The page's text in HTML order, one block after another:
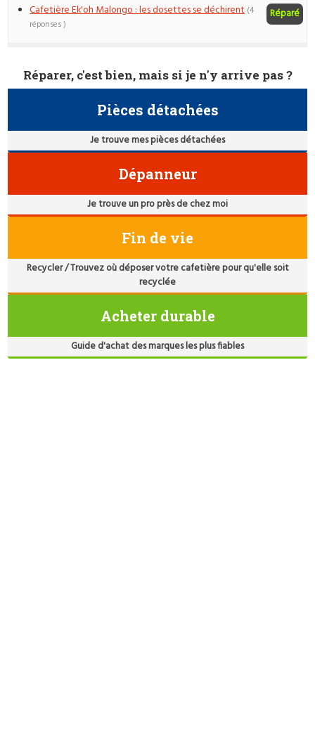
Cafetière Ek'oh Malongo : les dosettes se déchirent Réparé
(4
réponses )
Réparer, c'est bien, mais si je n'y arrive pas ?
Pièces détachées
Je trouve mes pièces détachées
Dépanneur
Je trouve un pro près de chez moi
Fin de vie
Recycler / Trouvez où déposer votre cafetière pour qu'elle soit
recyclée
Acheter durable
Guide d'achat des marques les plus fiables